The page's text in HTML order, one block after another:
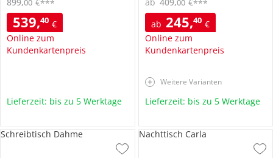
539,40 €
Online zum
Kundenkartenpreis
00 ***
Lieferzeit: bis zu 5 Werktage
ab 245,40 €
Online zum
Kundenkartenpreis
00 ***
Weitere Varianten
Lieferzeit: bis zu 5 Werktage
Schreibtisch Dahme Nachttisch Carla